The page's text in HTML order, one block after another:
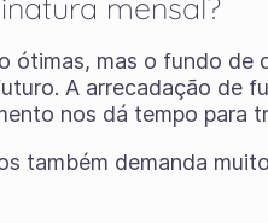
mensal?
ótimas, mas o fundo de
A arrecadação de
nos dá tempo para
também demanda